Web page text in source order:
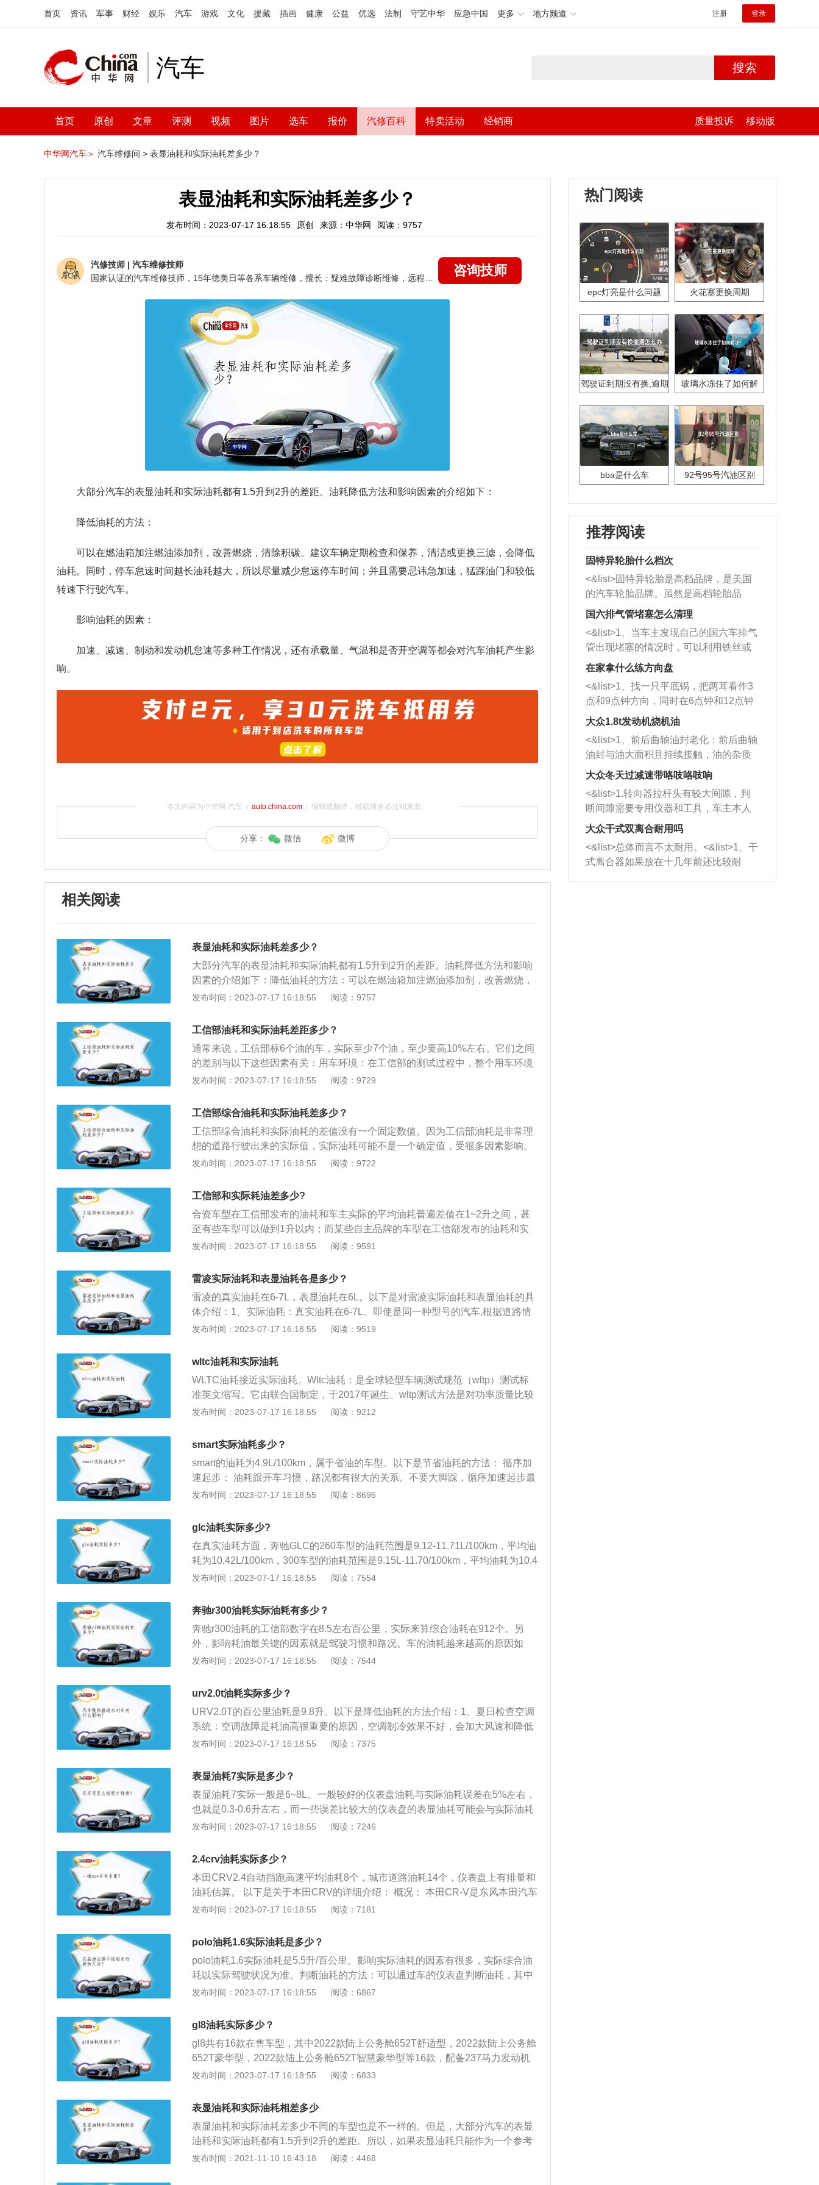
首页 资讯 军事 财经 娱乐 汽车 游戏 文化 援藏 插画 健康 公益 优选 法制 守艺中华 应急中国 更多 地方频道 注册 登录
汽车 搜索
首页 原创 文章 评测 视频 图片 选车 报价 汽修百科 特卖活动 经销商 质量投诉 移动版
中华网汽车＞ 汽车维修间 > 表显油耗和实际油耗差多少？
表显油耗和实际油耗差多少？
发布时间：2023-07-17 16:18:55 原创 来源：中华网 阅读：9757
汽修技师 | 汽车维修技师
咨询技师
大部分汽车的表显油耗和实际油耗都有1.5升到2升的差距。油耗降低方法和影响因素的介绍如下：
降低油耗的方法：
可以在燃油箱加注燃油添加剂，改善燃烧，清除积碳。建议车辆定期检查和保养，清洁或更换三滤，会降低
油耗。同时，停车怠速时间越长油耗越大，所以尽量减少怠速停车时间；并且需要忌讳急加速，猛踩油门和较低
转速下行驶汽车。
影响油耗的因素：
加速、减速、制动和发动机怠速等多种工作情况，还有承载量、气温和是否开空调等都会对汽车油耗产生影
响。
本文内容为中华网·汽车（ auto.china.com）编辑或翻译，转载请务必注明来源。
分享： 微信 微博
相关阅读
表显油耗和实际油耗差多少？
大部分汽车的表显油耗和实际油耗都有1.5升到2升的差距。油耗降低方法和影响
因素的介绍如下：降低油耗的方法：可以在燃油箱加注燃油添加剂，改善燃烧，
清除积碳。建议车辆定期检查和保养，清洁或更换三滤，会降低油耗。同时，停
猛踩油门和较低转速下行驶汽车。影响油耗的因素：加速、减速、制动和发动机
怠速等多种工作情况，还有承载量、气温和是否开空调等都会对汽车油耗产生影
响。
发布时间：2023-07-17 16:18:55 阅读：9757
工信部油耗和实际油耗差距多少？
通常来说，工信部标6个油的车，实际至少7个油，至少要高10%左右。它们之间
的差别与以下这些因素有关：用车环境：在工信部的测试过程中，整个用车环境
跟实际用车时的环境的差距比较大，测试的环境一般较为理想，但是在日常生活
工信部采用的是间接测量法，将整车放置在试验台上，模拟车辆在道路上实际行
驶的车速，按照一定的工况（怠速、加速、等速、减速等工况）运转，车辆二氧
化碳、一氧化碳和碳氢化合物的排放量，按照碳平衡法车辆油耗。实际操作就是
通过测量汽车排气流量值和含碳气体的浓度值，测算消耗的燃油量。而在整个测
试过程中都是在特定的环境下进行的测试，虽然相对来说也算比较公平，但是这
惯都不一样，很多注意油耗的老司机在行驶时，知道如何通过换挡或者加减速使
得油耗降低。但很多新手会有深踩油门或者频繁低档轰油门的习惯，并且有些车
主喜欢激烈驾驶，这样实际油耗往往比工信部油耗要高出不少。并且夏天天气热
候，习惯打开窗户，这样其实增加了风阻，这样不但不省油，反而增加了油耗。
中，汽车满载或者坐三四个人都是家常便饭，而且后备箱不可能一直空着。在车
辆负重的情况下油耗增加也是必然的结果。
发布时间：2023-07-17 16:18:55 阅读：9729
工信部综合油耗和实际油耗差多少？
工信部综合油耗和实际油耗的差值没有一个固定数值。因为工信部油耗是非常理
想的道路行驶出来的实际值，实际油耗可能不是一个确定值，受很多因素影响。
以下是降低油耗的方法：注意检查轮胎系统：气压不足会增加轮胎与地面的摩
准。如果轮胎磨损严重，就会出现打滑现象，并会增加耗油量，必要时要更换轮
胎。注意经常检查刹车系统：有些车会出现轻微的拖刹，等于行车时加重了汽车
的负荷，会使油耗增加，所以要定期检查。定期保养、更换零件：空气滤清器、
汽油滤清器、机油滤清器等每行驶5000公里以上都需要更换，因为空滤堵塞会引
起气量减少，导致汽油燃烧不充分，降低燃油效率。离合器片、离合器压盘的磨
发布时间：2023-07-17 16:18:55 阅读：9722
工信部和实际耗油差多少?
合资车型在工信部发布的油耗和车主实际的平均油耗普遍差值在1~2升之间，甚
至有些车型可以做到1升以内；而某些自主品牌的车型在工信部发布的油耗和实
际车主平均油耗差距在2升以上。以下是车辆耗油的扩展资料：车辆耗油高的原
泥，这些油泥和积碳倘若不立刻清洁，那么就会影响到汽车耗油上升。也可能是
火花塞故障问题，汽车火花塞的作用是用高压电造成电火花点燃混合气。倘若损
坏会使点火能量降低，混合气燃烧不均匀，就将影响到汽车提速减慢，耗油升
高。车辆耗油高的解决办法：可以清洗发动机积碳或者更换新的火花塞或清洗火
花塞积碳。
发布时间：2023-07-17 16:18:55 阅读：9591
雷凌实际油耗和表显油耗各是多少？
雷凌的真实油耗在6-7L，表显油耗在6L。以下是对雷凌实际油耗和表显油耗的具
体介绍：1、实际油耗：真实油耗在6-7L。即使是同一种型号的汽车,根据道路情
况和驾驶员驾驶习惯的不同,汽车的油耗也会有所偏差,驾驶汽车在高速公路行驶
偏低一些。当驾驶汽车在城市道路中行驶时,由于经常会遇到等红灯的情况,在驾驶
过程中会频繁使用刹车和油门,这样会导致发动机的转速不稳定,会导致发动机燃油
燃烧不充分,最终会导致燃油浪费,所以汽车的油耗就会升高。2、表显油耗：表显
油耗在6L。电脑显示?油耗都是参考值。
发布时间：2023-07-17 16:18:55 阅读：9519
wltc油耗和实际油耗
WLTC油耗接近实际油耗。Wltc油耗：是全球轻型车辆测试规范（wltp）测试标
准英文缩写。它由联合国制定，于2017年诞生。wltp测试方法是对功率质量比较
大车辆进行分类，然后让车辆在台架上模拟世界各地城市道路、公路和山区道路
C油耗：是20世纪70年代欧洲标准。当时，汽车不多，没有交通堵塞，工作条件
相对简单；wltc工作条件更复杂，能够准确模拟大城市和高速公路上工作条件，
因此其精度相对较高。
发布时间：2023-07-17 16:18:55 阅读：9212
smart实际油耗多少？
smart的油耗为4.9L/100km，属于省油的车型。以下是节省油耗的方法： 循序加
速起步： 油耗跟开车习惯，路况都有很大的关系。不要大脚踩，循序加速起步最
省油。要省油就得避免起步时重踩油门，重踩油门比一般正常速度起步，耗油量
多。如果不保持车距，在马路上很容易需要踩刹车，踩刹车时，自排车档位会下
降，车子就得再从低速档拉上来，静止起步或低速档起步，引擎得吃掉较高的油
量。
发布时间：2023-07-17 16:18:55 阅读：8696
glc油耗实际多少?
在真实油耗方面，奔驰GLC的260车型的油耗范围是9.12-11.71L/100km，平均油
耗为10.42L/100km，300车型的油耗范围是9.15L-11.70/100km，平均油耗为10.4
1L/100km。关于奔驰glc的更多介绍如下：1、介绍一：奔驰GLC是奔驰推出的首
语言，繁星式中网，其前格栅有单横幅和双横幅两种样式，采用几何多光束LED
技术火焰式设计大灯，下方采用了贯穿式的保险杠造型，提升了自身的野性美
感。2、介绍二：中控搭载MBUX智能人机交互系统，搭配12.3英寸数字高清仪表
显示屏与10.25英寸中央触摸显示屏，MBUX采用同级最先进的智能人机交互系
统，带有实景穿越导航系统与升级的停车辅助系统带给用户更好的体验。
发布时间：2023-07-17 16:18:55 阅读：7554
奔驰r300油耗实际油耗有多少？
奔驰r300油耗的工信部数字在8.5左右百公里，实际来算综合油耗在912个。另
外，影响耗油最关键的因素就是驾驶习惯和路况。车的油耗越来越高的原因如
下：1.受气温的影响导致油耗波动：一般到了冬天气温低，油耗都会增大一些，
2.车辆长时间未保养：机油和空气滤芯变脏了也会导致油耗增大。机油脏了就会
润滑不良，导致发动机各个运动部件阻力增大，需要更多的能量克服阻力，油耗
就会增大。3.火花塞需要更换：火花塞比较容易被忽视，火花塞虽然还能继续使
用，但会因为点火能量不足而导致点火推迟，错过最佳点火时间。
发布时间：2023-07-17 16:18:55 阅读：7544
urv2.0t油耗实际多少？
URV2.0T的百公里油耗是9.8升。以下是降低油耗的方法介绍：1、夏日检查空调
系统：空调故障是耗油高很重要的原因，空调制冷效果不好，会加大风速和降低
温度，以达到凉爽的效果。2、频繁急刹：频繁的急刹，是导致汽车油耗居高不
调不宜开启过猛：在太阳底下暴晒的车辆，上车后不宜立即开启空调。先开启车
窗，在不开启空调的前提下把风机调至较高档位，驱赶走车内的热气，等车辆适
度降温后，再开启空调。
发布时间：2023-07-17 16:18:55 阅读：7375
表显油耗7实际是多少？
表显油耗7实际一般是6~8L。一般较好的仪表盘油耗与实际油耗误差在5%左右，
也就是0.3-0.6升左右，而一些误差比较大的仪表盘的表显油耗可能会与实际油耗
有1-2升误差。以下是降低油耗的方法：1、定期保养：对车辆进行十分必要，如
的急刹是导致汽车油耗居高不下的主因。刹车要在确保车辆安全行驶的同时，充
分利用车辆的惯性。3、小排量车空调不宜开启过猛：在太阳底下暴晒的车辆，
上车后不宜立即开启空调。
发布时间：2023-07-17 16:18:55 阅读：7246
2.4crv油耗实际多少？
本田CRV2.4自动挡跑高速平均油耗8个，城市道路油耗14个，仪表盘上有排量和
油耗估算。 以下是关于本田CRV的详细介绍： 概况： 本田CR-V是东风本田汽车
公司生产的一款城市经典SUV车型，2015款CR-V主打运动时尚的设计外观，搭
车型尺寸为4550×1820×1685mm。行李箱容积为862升。油耗为6.4L/100km。油
箱容积为53。标准座位数为5个。最高时速为182km/h。座位材质为织物、仿皮或
真皮。加速时间为9.3至10.3秒。驱动方式为前置前驱、前置四驱或适时四驱。
发布时间：2023-07-17 16:18:55 阅读：7181
polo油耗1.6实际油耗是多少？
polo油耗1.6实际油耗是5.5升/百公里。影响实际油耗的因素有很多，实际综合油
耗以实际驾驶状况为准。判断油耗的方法：可以通过车的仪表盘判断油耗，其中
F=full（代表满）；E=empty（代表空）。当油箱红灯时，记录行车里数，接着记
始记录的数值，接着除掉油量就可以得出油耗。影响油耗的因素：排量和油耗有
一定的关系，但是，耗油大的不一定排量就大。从相对意义上说，汽车排量的大
小，与油耗的大小并不构成正比例关系。汽车油耗除了和排量大小有关之外，汽
车的外形、自重及发动机技术等也是影响汽车油耗的重要因素。在同排量的车型
中，发动机技术越先进，汽车就越省油。
发布时间：2023-07-17 16:18:55 阅读：6867
gl8油耗实际多少？
gl8共有16款在售车型，其中2022款陆上公务舱652T舒适型，2022款陆上公务舱
652T豪华型，2022款陆上公务舱652T智慧豪华型等16款，配备237马力发动机
的车型，NEDC百公里油耗7.94L。gl8不同车型的油箱容量不同，加满一箱油能
距离为66/7.94*100=831.2KM。汽车油耗的高低与五大因素直接相关，即驾驶习
惯、汽车本身、道路状态、自然风、环境温度。会使汽车油耗增加的具体因素如
下：驾驶习惯：驾驶粗暴，比如：急加油、常超车、遇红灯不提前松油门会使油
耗增高。汽车本身：排量大的车比排量小的车油耗大，因为排量大功率一般就
大，需要更多的汽油燃烧做功。汽车自重大的车油耗会高，因为自重大需要更大
发布时间：2023-07-17 16:18:55 阅读：6833
表显油耗和实际油耗相差多少
表显油耗和实际油耗差多少不同的车型也是不一样的。但是，大部分汽车的表显
油耗和实际油耗都有1.5升到2升的差距。所以，如果表显油耗只能作为一个参考
值，不能作为准确的值。汽车的油耗不仅与汽车本身有关系，也与驾驶员的驾驶
发布时间：2021-11-10 16:43:18 阅读：4468
热门阅读
epc灯亮是什么问题 火花塞更换周期
驾驶证到期没有换,逾期
玻璃水冻住了如何解
bba是什么车 92号95号汽油区别
推荐阅读
固特异轮胎什么档次
<&list>固特异轮胎是高档品牌，是美国
的汽车轮胎品牌。虽然是高档轮胎品
牌，但是中高低端的轮胎都有生产，这
也是为了更好的开拓市场。
国六排气管堵塞怎么清理
<&list>1、当车主发现自己的国六车排气
管出现堵塞的情况时，可以利用铁丝或
者是细棍，直接将杂物给取出来，如果
堵塞情况比较严重，也可以采取应急措
施。 <&list>2、直接利用木棍将所有的
杂物推到排气管里面的位置处，然后将
三元催化器拆解开，就可以将堵塞的东
西取出来。但如果是因为积碳过多引起
的堵塞，就需要将三元催化器泡在草酸
洗剂对堵塞的情况得到解决，将清洗剂
放在燃油箱中，与燃油混合后，车辆启
动时，就可以和汽油一起进入到燃烧
室，最后形成废气排出，就可以让三元
催化器得到清洗，排气管堵塞的情况就
能够得到解决。
在家拿什么练方向盘
<&list>1、找一只平底锅，把两耳看作3
点和9点钟方向，同时在6点钟和12点钟
方向做一个标记。 <&list>2、双手握住
一圈半的练习，往右同样也要打相同的
圈数。 <&list>3、最后强调要反复练
习，这样就可以形成肌肉记忆，在真实
驾驶车辆时，不需要记忆也能打好方
向。
大众1.8t发动机烧机油
<&list>1、前后曲轴油封老化：前后曲轴
油封与油大面积且持续接触，油的杂质
和发动机内持续温度变化使其密封效果
逐渐减弱，导致渗油或漏油。<&list>2、
活塞间隙过大：积碳会使活塞环与缸体
的间隙扩大，导致机油流入燃烧室中，
造成烧机油。<&list>3、机油粘度。使用
机油粘度过小的话，同样会有烧机油现
象，机油粘度过小具有很好的流动性，
大众冬天过减速带咯吱咯吱响
<&list>1.转向器拉杆头有较大间隙，判
断间隙需要专用仪器和工具，车主本人
无法制作，需要将车辆送到修理厂或4s
店；<&list>2.车辆半轴套管防尘罩破
裂，破裂后会出现漏油现象，使半轴磨
损严重，磨损的半轴容易损坏，产生异
响；<&list>3.稳定器的转向胶套和球头
大众干式双离合耐用吗
<&list>总体而言不太耐用。<&list>1、干
式离合器如果放在十几年前还比较耐